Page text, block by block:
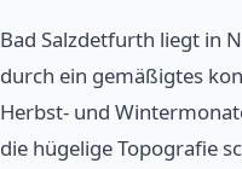
Bad Salzdetfurth liegt in
durch ein gemäßigtes
Herbst- und
die hügelige Topografie